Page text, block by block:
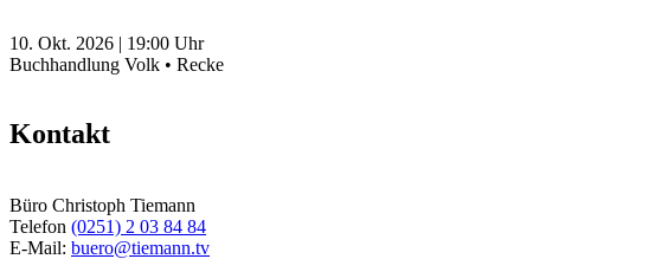
10. Okt. 2026 | 19:00 Uhr
Buchhandlung Volk • Recke
Kontakt
Büro Christoph Tiemann
Telefon (0251) 2 03 84 84
E-Mail: buero@tiemann.tv